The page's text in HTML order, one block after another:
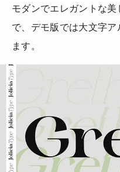
モダンでエレガントな
で、デモ版では大文字
ます。